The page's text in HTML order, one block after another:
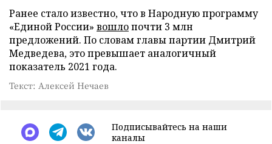
Ранее стало известно, что в Народную программу
«Единой России» вошлопочти 3 млн
предложений. По словам главы партии Дмитрий
Медведева, это превышает аналогичный
показатель 2021 года.
Текст: Алексей Нечаев
Подписывайтесь на наши
каналы